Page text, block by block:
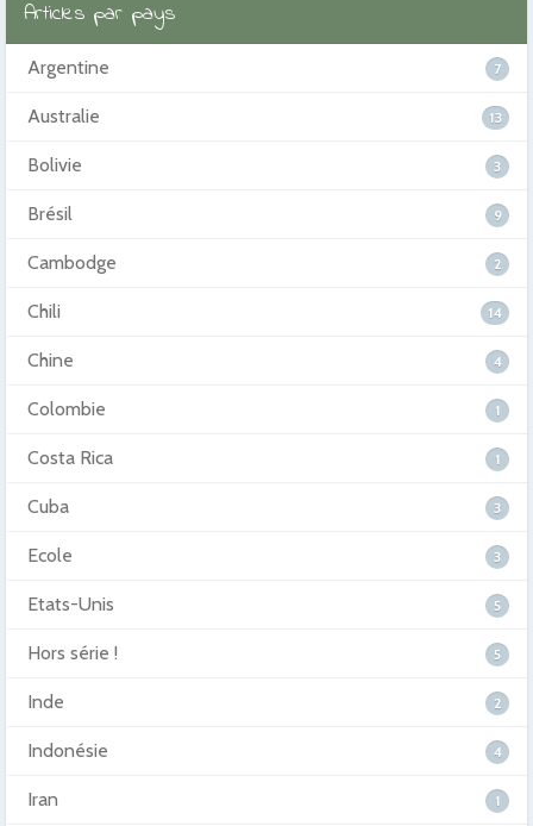
Articles par pays
Argentine 7
Australie 13
Bolivie 3
Brésil 9
Cambodge 2
Chili 14
Chine 4
Colombie 1
Costa Rica 1
Cuba 3
Ecole 3
Etats-Unis 5
Hors série ! 5
Inde 2
Indonésie 4
Iran 1